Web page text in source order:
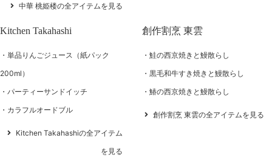
中華 桃姫楼の全アイテムを見る
Kitchen Takahashi
単品りんごジュース（紙パック
200ml）
パーティーサンドイッチ
カラフルオードブル
Kitchen Takahashiの全アイテム
を見る
創作割烹 東雲
鮭の西京焼きと鰻散らし
黒毛和牛すき焼きと鰻散らし
鰆の西京焼きと鰻散らし
創作割烹 東雲の全アイテムを見る